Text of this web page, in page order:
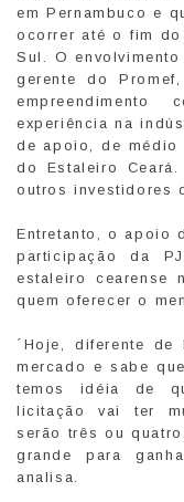
em Pernambuco e
ocorrer até o fim
Sul. O
gerente do
empreendimento
experiência na
de apoio, de médio
do Estaleiro
outros investidores
Entretanto, o apoio
participação da
estaleiro cearense
quem oferecer o
´Hoje, diferente
mercado e sabe
temos idéia de
licitação vai ter
serão três ou
grande para
analisa.